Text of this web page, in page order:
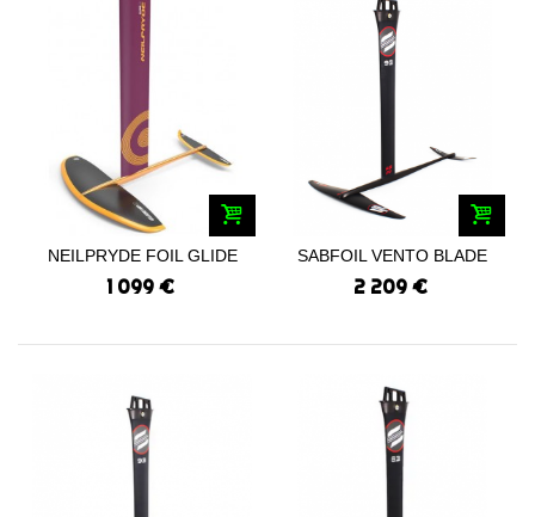
NEILPRYDE FOIL GLIDE
WIND 85 HP...
1 099 €
SABFOIL VENTO BLADE
740-375/93
2 209 €